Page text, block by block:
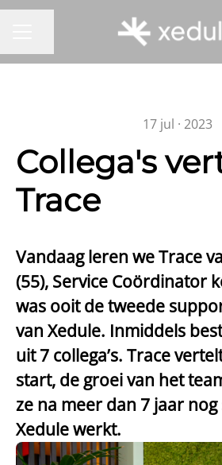
17 jul · 2023
Collega's
Trace
Vandaag leren we Trace
(55), Service Coördinator
was ooit de tweede
van Xedule. Inmiddels
uit 7 collega’s. Trace
start, de groei van het
ze na meer dan 7 jaar
Xedule werkt.